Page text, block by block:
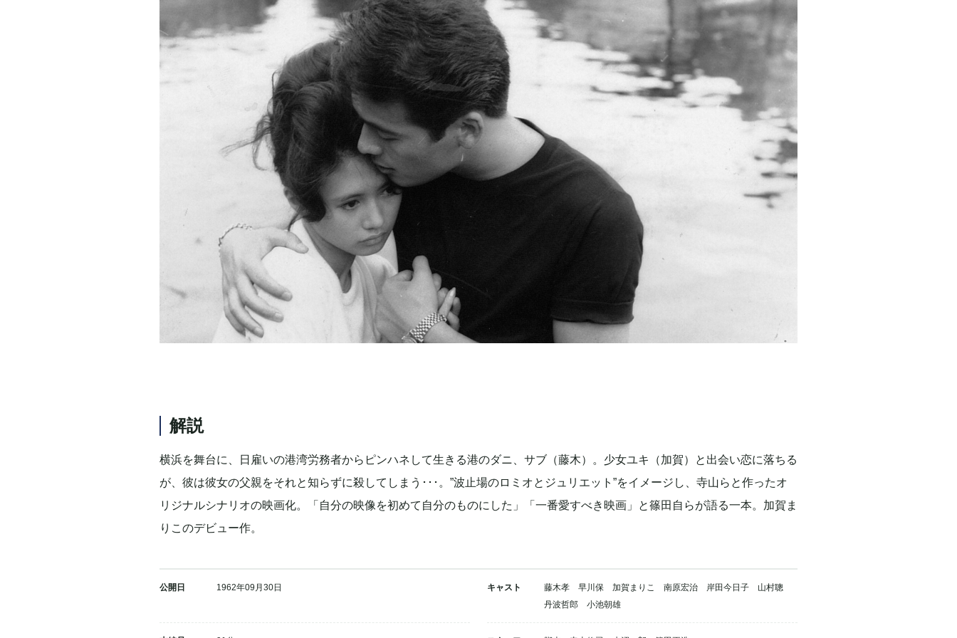
解説
横浜を舞台に、日雇いの港湾労務者からピンハネして生きる港のダニ、サブ（藤木）。少女ユキ（加賀）と出会い恋に落ちる
が、彼は彼女の父親をそれと知らずに殺してしまう･･･。”波止場のロミオとジュリエット”をイメージし、寺山らと作ったオ
リジナルシナリオの映画化。「自分の映像を初めて自分のものにした」「一番愛すべき映画」と篠田自らが語る一本。加賀ま
りこのデビュー作。
公開日 1962年09月30日 キャスト
藤木孝 早川保 加賀まりこ 南原宏治 岸田今日子 山村聰
丹波哲郎 小池朝雄